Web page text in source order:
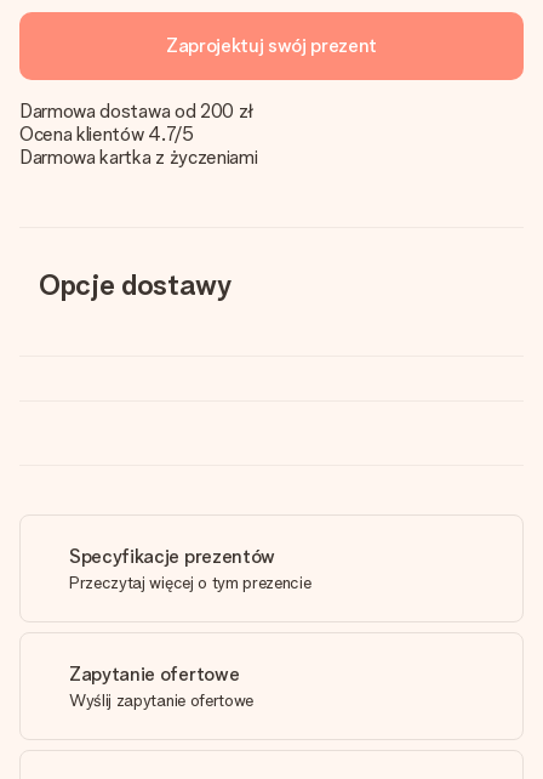
Zaprojektuj swój prezent
Darmowa dostawa od 200 zł
Ocena klientów 4.7/5
Darmowa kartka z życzeniami
Opcje dostawy
Specyfikacje prezentów
Przeczytaj więcej o tym prezencie
Zapytanie ofertowe
Wyślij zapytanie ofertowe